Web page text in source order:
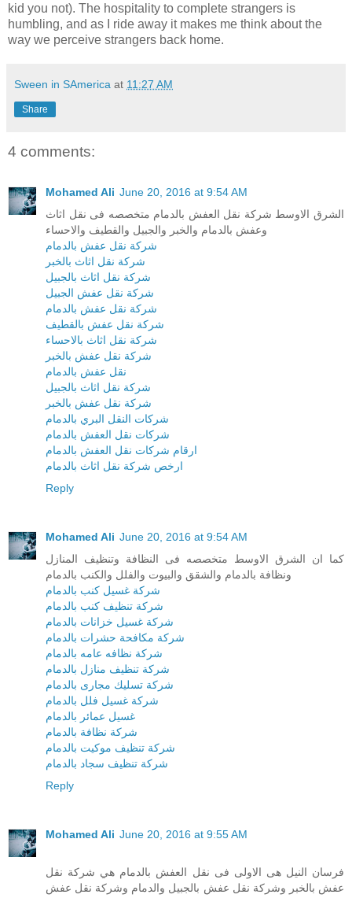
kid you not). The hospitality to complete strangers is
humbling, and as I ride away it makes me think about the
way we perceive strangers back home.
Sween in SAmerica at 11:27 AM
Share
4 comments:
Mohamed Ali June 20, 2016 at 9:54 AM
الشرق الاوسط شركة نقل العفش بالدمام متخصصه فى نقل اثاث
وعفش بالدمام والخبر والجبيل والقطيف والاحساء
شركة نقل عفش بالدمام
شركة نقل اثاث بالخبر
شركة نقل اثاث بالجبيل
شركة نقل عفش الجبيل
شركة نقل عفش بالدمام
شركة نقل عفش بالقطيف
شركة نقل اثاث بالاحساء
شركة نقل عفش بالخبر
نقل عفش بالدمام
شركة نقل اثاث بالجبيل
شركة نقل عفش بالخبر
شركات النقل البري بالدمام
شركات نقل العفش بالدمام
ارقام شركات نقل العفش بالدمام
ارخص شركة نقل اثاث بالدمام
Reply
Mohamed Ali June 20, 2016 at 9:54 AM
كما ان الشرق الاوسط متخصصه فى النظافة وتنظيف المنازل
ونظافة بالدمام والشقق والبيوت والفلل والكنب بالدمام
شركة غسيل كنب بالدمام
شركة تنظيف كنب بالدمام
شركة غسيل خزانات بالدمام
شركة مكافحة حشرات بالدمام
شركة نظافه عامه بالدمام
شركة تنظيف منازل بالدمام
شركة تسليك مجارى بالدمام
شركة غسيل فلل بالدمام
غسيل عمائر بالدمام
شركة نظافة بالدمام
شركة تنظيف موكيت بالدمام
شركة تنظيف سجاد بالدمام
Reply
Mohamed Ali June 20, 2016 at 9:55 AM
فرسان النيل هى الاولى فى نقل العفش بالدمام هي شركة نقل
عفش بالخبر وشركة نقل عفش بالجبيل والدمام وشركة نقل عفش